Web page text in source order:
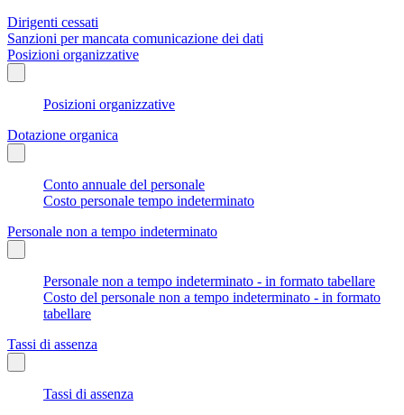
Dirigenti cessati
Sanzioni per mancata comunicazione dei dati
Posizioni organizzative
Posizioni organizzative
Dotazione organica
Conto annuale del personale
Costo personale tempo indeterminato
Personale non a tempo indeterminato
Personale non a tempo indeterminato - in formato tabellare
Costo del personale non a tempo indeterminato - in formato
tabellare
Tassi di assenza
Tassi di assenza